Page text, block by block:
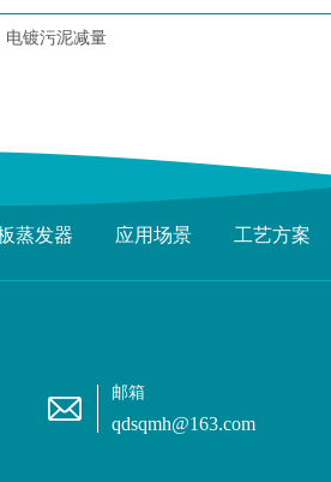
电镀污泥减量
蒸发器 应用场景 工艺方案
邮箱
qdsqmh@163.com